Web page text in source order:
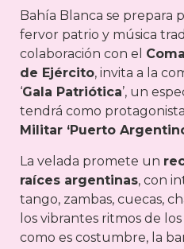
Bahía Blanca se prepara
fervor patrio y música
colaboración con el
de Ejército, invita a la
‘Gala Patriótica’, un
tendrá como
Militar ‘Puerto
La velada promete un
raíces argentinas, con
tango, zambas, cuecas,
los vibrantes ritmos de
como es costumbre, la